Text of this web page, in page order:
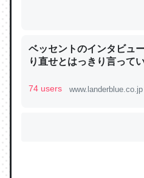
ちょうど同じ理由でEcho
きる。一生で親と会える残
─たまにLINEするくらいだった
ベッセントのインタビュ
り直せとはっきり言って
74 users www.landerblue.co.jp